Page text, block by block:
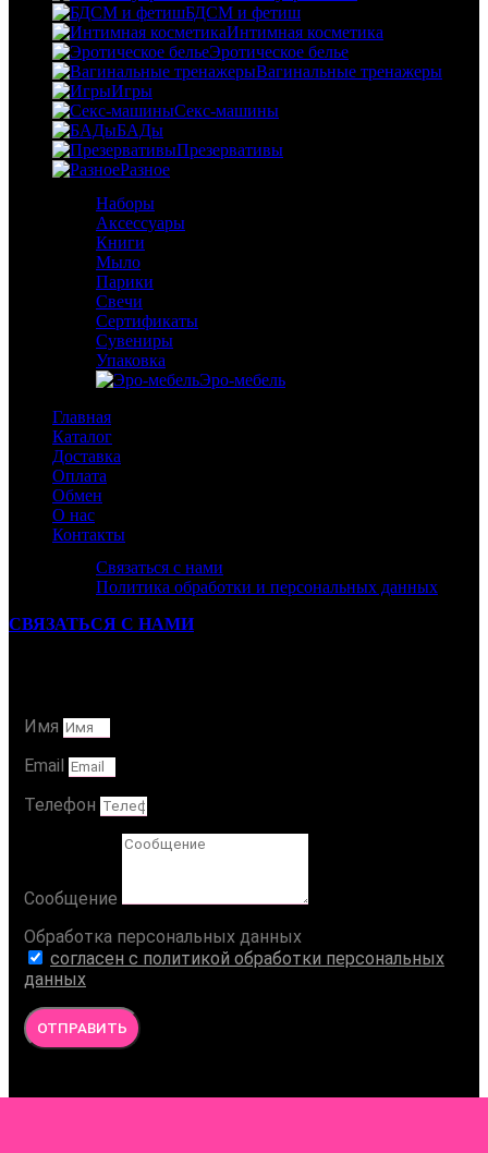
БДСМ и фетиш
Интимная косметика
Эротическое белье
Вагинальные тренажеры
Игры
Секс-машины
БАДы
Презервативы
Разное
Наборы
Аксессуары
Книги
Мыло
Парики
Свечи
Сертификаты
Сувениры
Упаковка
Эро-мебель
Главная
Каталог
Доставка
Оплата
Обмен
О нас
Контакты
Связаться с нами
Политика обработки и персональных данных
СВЯЗАТЬСЯ С НАМИ
Имя
Email
Телефон
Сообщение
Обработка персональных данных
согласен с политикой обработки персональных
данных
ОТПРАВИТЬ